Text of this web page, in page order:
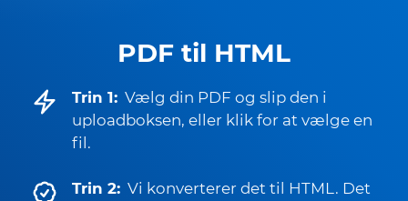
PDF til HTML
Trin 1: Vælg din PDF og slip den i
uploadboksen, eller klik for at vælge en
fil.
Trin 2: Vi konverterer det til HTML. Det